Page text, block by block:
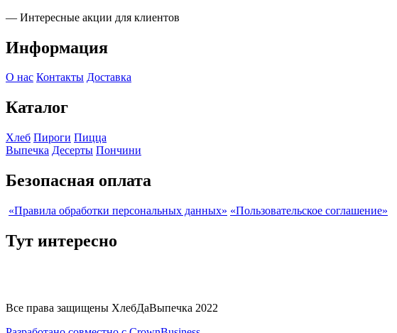
— Интересные акции для клиентов
Информация
О нас Контакты Доставка
Каталог
Хлеб Пироги Пицца
Выпечка Десерты Пончини
Безопасная оплата
«Правила обработки персональных данных» «Пользовательское соглашение»
Тут интересно
Все права защищены ХлебДаВыпечка 2022